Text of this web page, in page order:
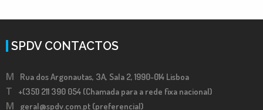
SPDV CONTACTOS
M Rua dos Argonautas, 3A, Sala 2, 1990-014 Lisboa
T +(351) 211 390 054 (Chamada para a rede fixa nacional)
M geral@spdv.com.pt (preferencial)